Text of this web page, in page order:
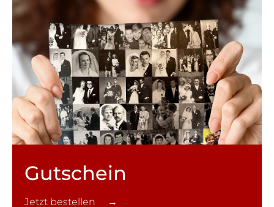
Gutschein
Jetzt bestellen →